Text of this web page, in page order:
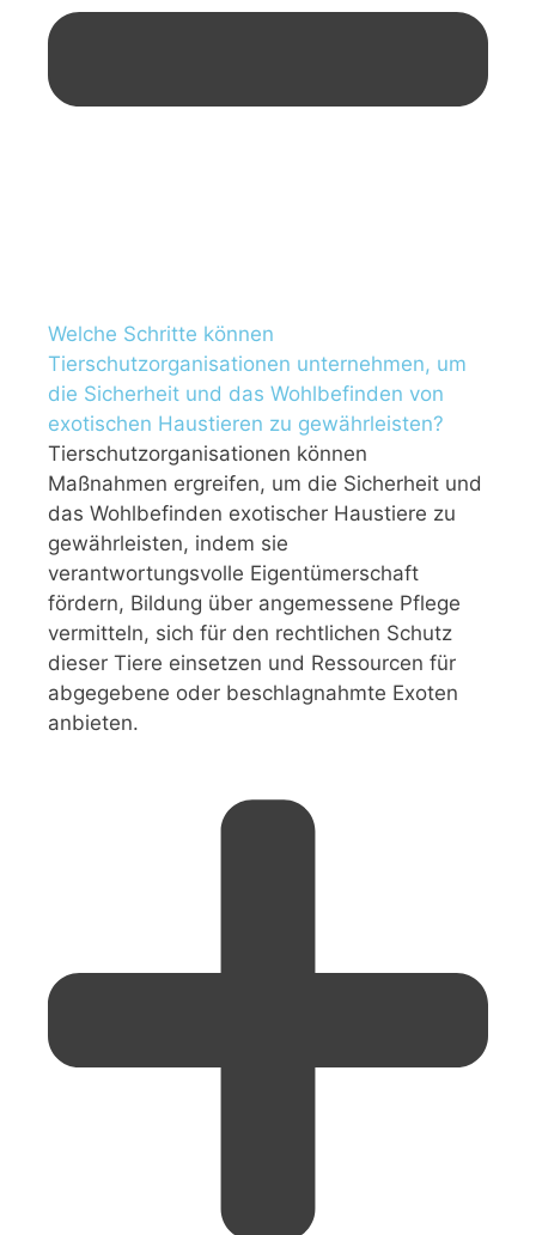
Welche Schritte können
Tierschutzorganisationen unternehmen, um
die Sicherheit und das Wohlbefinden von
exotischen Haustieren zu gewährleisten?
Tierschutzorganisationen können
Maßnahmen ergreifen, um die Sicherheit und
das Wohlbefinden exotischer Haustiere zu
gewährleisten, indem sie
verantwortungsvolle Eigentümerschaft
fördern, Bildung über angemessene Pflege
vermitteln, sich für den rechtlichen Schutz
dieser Tiere einsetzen und Ressourcen für
abgegebene oder beschlagnahmte Exoten
anbieten.